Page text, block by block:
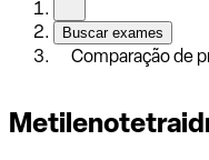
Buscar exames
Comparação de